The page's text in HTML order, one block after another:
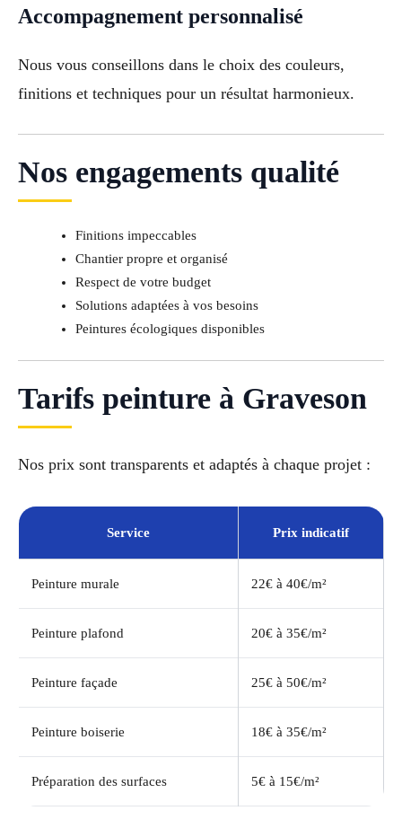
Accompagnement personnalisé
Nous vous conseillons dans le choix des couleurs,
finitions et techniques pour un résultat harmonieux.
Nos engagements qualité
Finitions impeccables
Chantier propre et organisé
Respect de votre budget
Solutions adaptées à vos besoins
Peintures écologiques disponibles
Tarifs peinture à Graveson
Nos prix sont transparents et adaptés à chaque projet :
Service Prix indicatif
Peinture murale 22€ à 40€/m²
Peinture plafond 20€ à 35€/m²
Peinture façade 25€ à 50€/m²
Peinture boiserie 18€ à 35€/m²
Préparation des surfaces 5€ à 15€/m²